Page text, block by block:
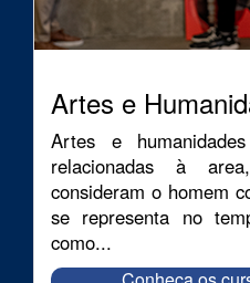
Artes e
Artes e
relacionadas à
consideram o homem
se representa no
como...